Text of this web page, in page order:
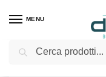
MENU
Home Shop Bomboniere